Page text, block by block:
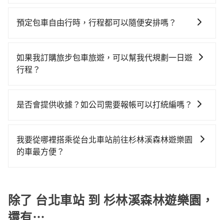
送，則每人平均花費約920元，費時3小時22分鐘。長距
約tripool還是比較划算的。如果你是三人以下要乘車，
也可參考tripool的拼車共乘服務，最多可再節省50%的
時40元路邊停車費用預估進去，但額外的汽車保險與可
差的車款，如果人數超過四位，更是沒有較大的七人座
或九人座可供選擇，而且無人租車最令人詬病的就是車
樣。另外，偶爾也會遇到明明已經預約了時間但上一位
小的風險。最後，雖然路邊隨租隨還看似方便，但實際
使用時還是有其區域的限制，實際可停靠的地點與你的
約tripool可省高達$2,400。但如果要考慮到回程，南投
合以上，無論在價格或服務品質上，tripool都是你從台
北車站到杉林溪森林遊樂園的最佳選擇。
服務，可直接線上輸入上下車地點或地址，三秒內即可
簡訊以及電子郵件確認信，如此就完成預約了，而司機
與車輛的詳細資料，將於乘車前一晚八點透過SMS和
價，如臨時需要，前一天傍晚五點前仍會收單，最遲如
預定包車自由行時，行程都可以隨便安排嗎？
沒有到達海拔1500公里以上的山區，行程都是可以依照
您的需求安排的。
如果我訂購旅步包車旅遊，可以幫我代規劃一日遊
行程？
時還沒有規劃行程的服務。
是否會提供收據？如公司需要報帳可以打統編嗎？
旅行業代收轉付電子收據，如果公司需要報公帳，在預
約付款前可以輸入公司的抬頭與統編，可向國稅局報
我要從哪裡搭乘從台北車站前往杉林溪森林遊樂園
的車最方便？
得到，我們就保證發車。直接在官網上輸入住家地址、
辦公大樓、飯店民宿、各地車站、機場航廈、甚至風景
除了 台北車站 到 杉林溪森林遊樂園，